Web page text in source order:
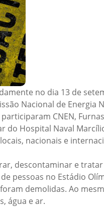
no dia 13 de
Nacional de Energia
CNEN,
do Hospital Naval
nacionais e
descontaminar e
pessoas no Estádio
demolidas. Ao
água e ar.